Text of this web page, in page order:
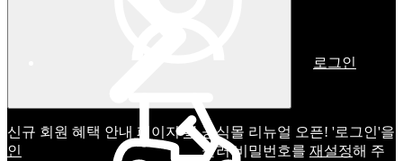
신규 회원 혜택 안내 페이지확
인
공식몰 리뉴얼 오픈! '로그인'을
눌러 비밀번호를 재설정해 주
로그인